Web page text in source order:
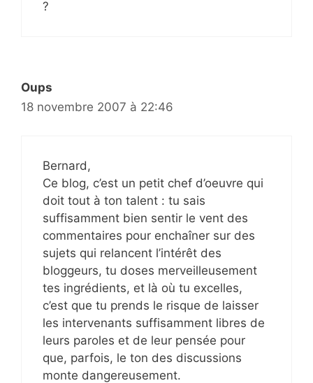
?
Oups
18 novembre 2007 à 22:46
Bernard,
Ce blog, c’est un petit chef d’oeuvre qui
doit tout à ton talent : tu sais
suffisamment bien sentir le vent des
commentaires pour enchaîner sur des
sujets qui relancent l’intérêt des
bloggeurs, tu doses merveilleusement
tes ingrédients, et là où tu excelles,
c’est que tu prends le risque de laisser
les intervenants suffisamment libres de
leurs paroles et de leur pensée pour
que, parfois, le ton des discussions
monte dangereusement.